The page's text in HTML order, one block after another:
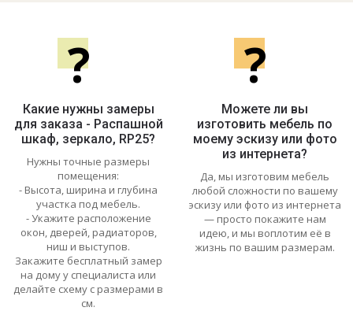
?
Какие нужны замеры
для заказа - Распашной
шкаф, зеркало, RP25?
Нужны точные размеры
помещения:
- Высота, ширина и глубина
участка под мебель.
- Укажите расположение
окон, дверей, радиаторов,
ниш и выступов.
Закажите бесплатный замер
на дому у специалиста или
делайте схему с размерами в
см.
?
Можете ли вы
изготовить мебель по
моему эскизу или фото
из интернета?
Да, мы изготовим мебель
любой сложности по вашему
эскизу или фото из интернета
— просто покажите нам
идею, и мы воплотим её в
жизнь по вашим размерам.